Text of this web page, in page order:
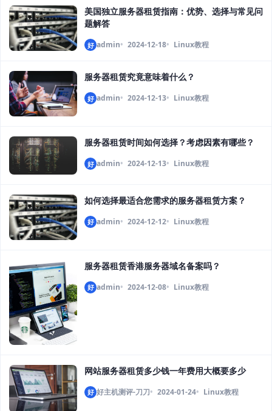
美国独立服务器租赁指南：优势、选择与常见问
题解答
好 admin 2024-12-18 Linux教程
服务器租赁究竟意味着什么？
好 admin 2024-12-13 Linux教程
服务器租赁时间如何选择？考虑因素有哪些？
好 admin 2024-12-13 Linux教程
如何选择最适合您需求的服务器租赁方案？
好 admin 2024-12-12 Linux教程
服务器租赁香港服务器域名备案吗？
好 admin 2024-12-08 Linux教程
网站服务器租赁多少钱一年费用大概要多少
好 好主机测评-刀刀 2024-01-24 Linux教程